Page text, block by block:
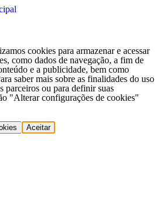
cookies para armazenar e acessar
como dados de navegação, a fim de
e a publicidade, bem como
saber mais sobre as finalidades do uso
parceiros ou para definir suas
"Alterar configurações de cookies"
Aceitar